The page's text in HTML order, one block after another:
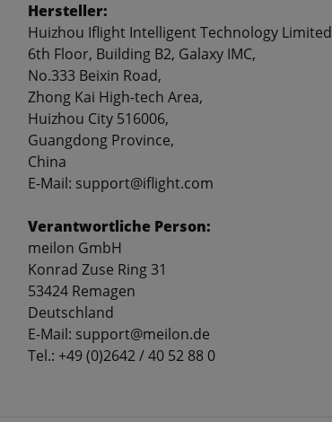
Hersteller:
Huizhou Iflight Intelligent Technology Limited
6th Floor, Building B2, Galaxy IMC,
No.333 Beixin Road,
Zhong Kai High-tech Area,
Huizhou City 516006,
Guangdong Province,
China
E-Mail: support@iflight.com
Verantwortliche Person:
meilon GmbH
Konrad Zuse Ring 31
53424 Remagen
Deutschland
E-Mail: support@meilon.de
Tel.: +49 (0)2642 / 40 52 88 0